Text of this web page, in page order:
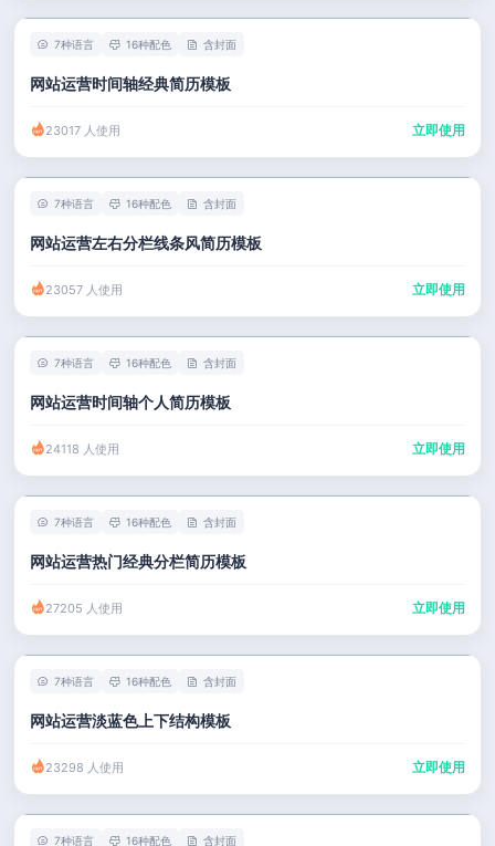
7种语言 16种配色 含封面
网站运营时间轴经典简历模板
23017 人使用 立即使用
7种语言 16种配色 含封面
网站运营左右分栏线条风简历模板
23057 人使用 立即使用
7种语言 16种配色 含封面
网站运营时间轴个人简历模板
24118 人使用 立即使用
7种语言 16种配色 含封面
网站运营热门经典分栏简历模板
27205 人使用 立即使用
7种语言 16种配色 含封面
网站运营淡蓝色上下结构模板
23298 人使用 立即使用
7种语言 16种配色 含封面